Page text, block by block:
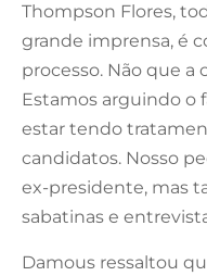
Thompson Flores,
grande imprensa, é
processo. Não que a
Estamos arguindo o
estar tendo
candidatos. Nosso
ex-presidente, mas
sabatinas e
Damous ressaltou